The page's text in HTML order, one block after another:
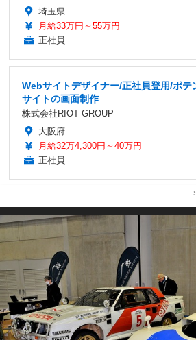
埼玉県
月給33万円～55万円
正社員
Webサイトデザイナー/正社員登用/ポテ
サイトの画面制作
株式会社RIOT GROUP
大阪府
月給32万4,300円～40万円
正社員